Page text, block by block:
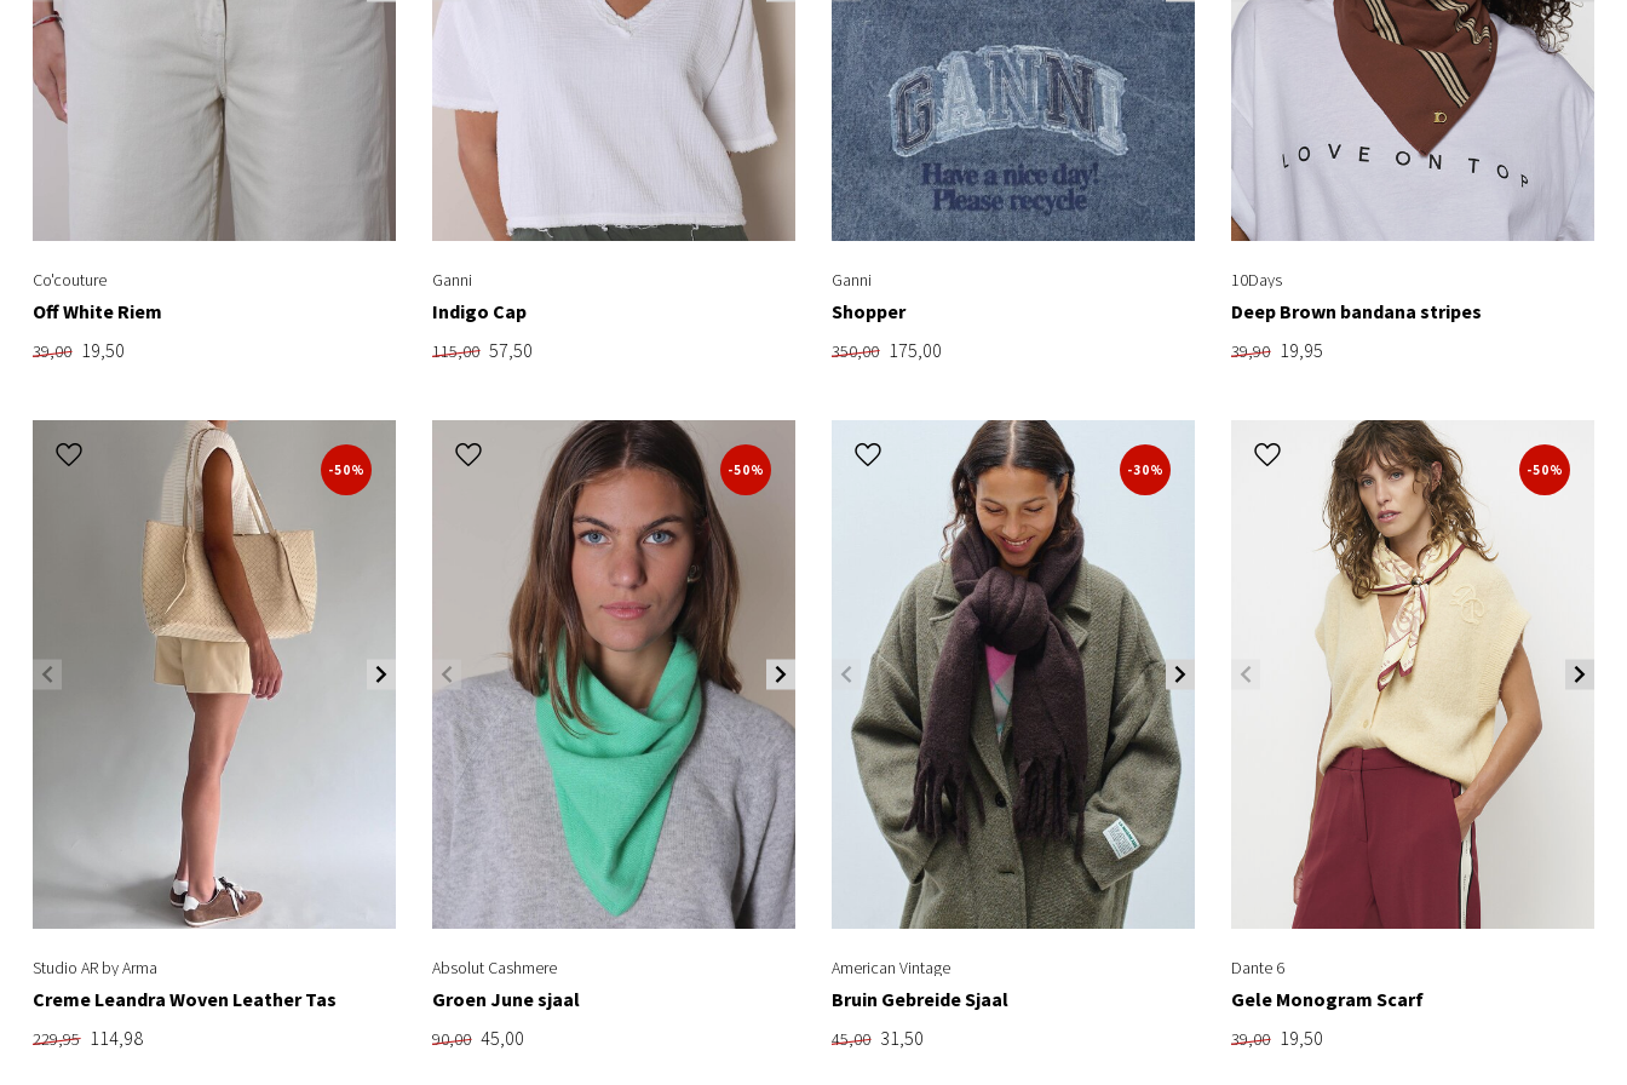
Co'couture
Off White Riem
39,00 19,50
Ganni
Indigo Cap
115,00 57,50
Ganni
Shopper
350,00 175,00
10Days
Deep Brown bandana stripes
39,90 19,95
-50%
Studio AR by Arma
Creme Leandra Woven Leather Tas
229,95 114,98
-50%
Absolut Cashmere
Groen June sjaal
90,00 45,00
-30%
American Vintage
Bruin Gebreide Sjaal
45,00 31,50
-50%
Dante 6
Gele Monogram Scarf
39,00 19,50